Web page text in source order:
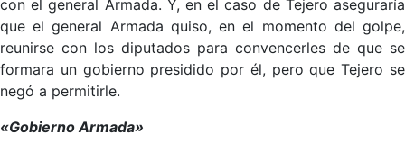
con el general Armada. Y, en el caso de Tejero aseguraría
que el general Armada quiso, en el momento del golpe,
reunirse con los diputados para convencerles de que se
formara un gobierno presidido por él, pero que Tejero se
negó a permitirle.
«Gobierno Armada»